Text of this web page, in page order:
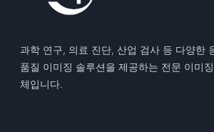
과학 연구, 의료 진단, 산업 검사 등 다양한
품질 이미징 솔루션을 제공하는 전문 이미
체입니다.